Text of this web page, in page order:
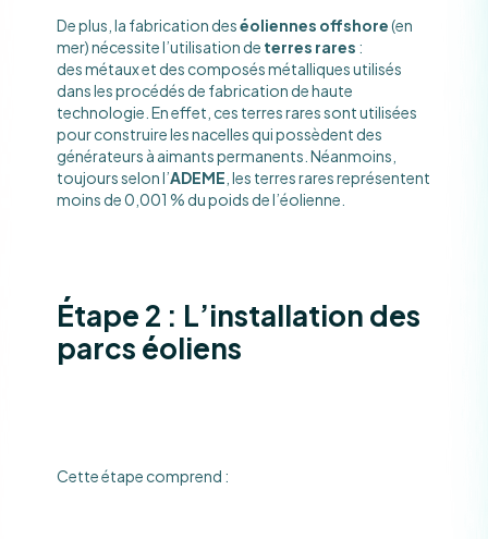
De plus, la fabrication deséoliennes offshore(en
mer) nécessite l’utilisation de terres rares :
des métaux et des composés métalliques utilisés
dans les procédés de fabrication de haute
technologie. En effet, ces terres rares sont utilisées
pour construire les nacelles qui possèdent des
générateurs à aimants permanents. Néanmoins,
toujours selon l’ADEME , les terres rares représentent
moins de 0,001 % du poids de l’éolienne.
Étape 2 : L’installation des
parcs éoliens
Cette étape comprend :